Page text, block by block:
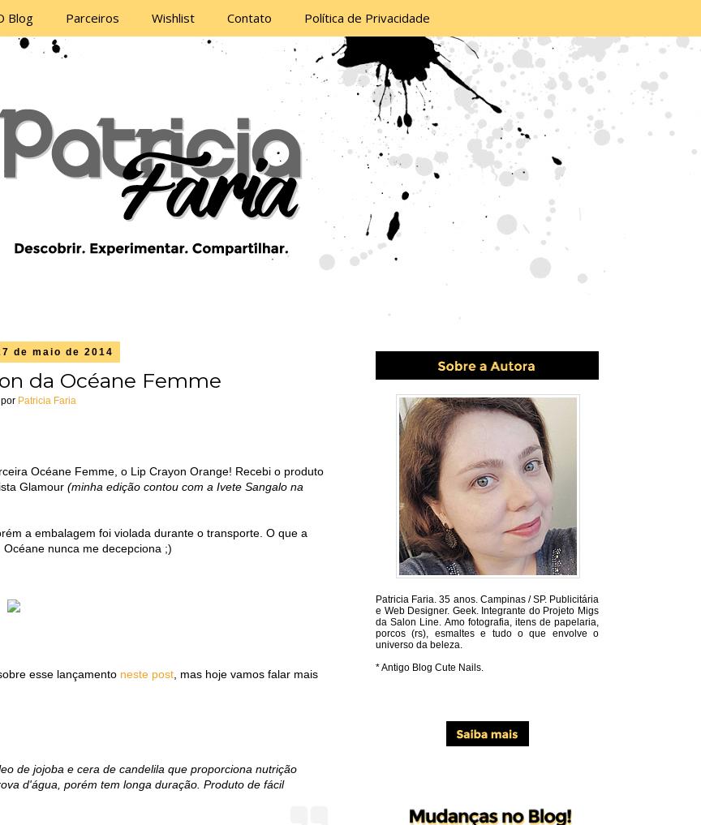
Blog Parceiros Wishlist Contato Política de Privacidade
de maio de 2014
da Océane Femme
Patricia Faria
Océane Femme, o Lip Crayon Orange! Recebi o produto
Glamour (minha edição contou com a Ivete Sangalo na
a embalagem foi violada durante o transporte. O que a
nunca me decepciona ;)
esse lançamento neste post , mas hoje vamos falar mais
de jojoba e cera de candelila que proporciona nutrição
d'água, porém tem longa duração. Produto de fácil
Patricia Faria.35 anos. Campinas / SP. Publicitária
e Web Designer. Geek. Integrante do Projeto Migs
da Salon Line. Amo fotografia, itens de papelaria,
porcos (rs), esmaltes e tudo o que envolve o
universo da beleza.
* Antigo Blog Cute Nails.